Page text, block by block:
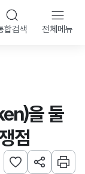
합검색 전체메뉴
을 둘
점
관심사 등록하기
URL 공유하
인쇄